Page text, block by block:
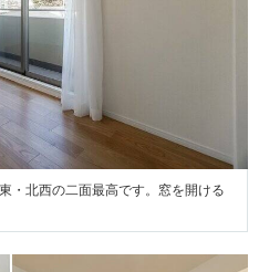
・北西の二面最高です。窓を開ける